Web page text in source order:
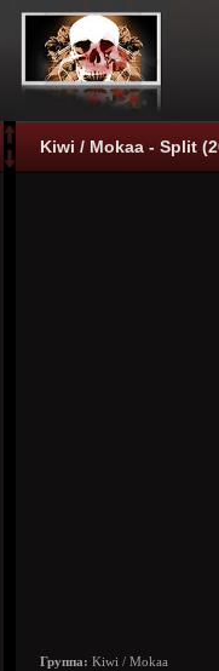
Kiwi / Mokaa - Split
Группа: Kiwi / Mokaa